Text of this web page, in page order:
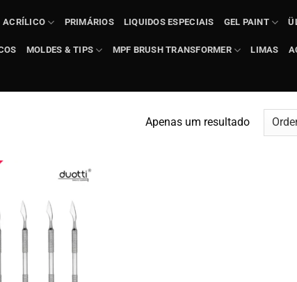
ACRÍLICO PRIMÁRIOS LIQUIDOS ESPECIAIS GEL PAINT
MOLDES & TIPS MPF BRUSH TRANSFORMER LIMAS
Apenas um resultado